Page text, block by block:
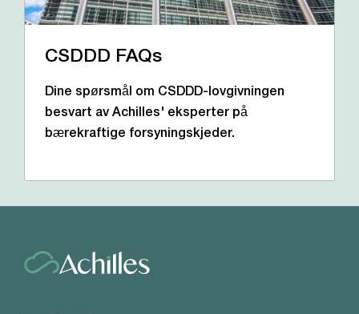
CSDDD FAQs
Dine spørsmål om CSDDD-lovgivningen
besvart av Achilles' eksperter på
bærekraftige forsyningskjeder.